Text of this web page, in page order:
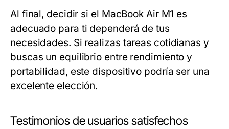
Al final, decidir si el MacBook Air M1 es
adecuado para ti dependerá de tus
necesidades. Si realizas tareas cotidianas y
buscas un equilibrio entre rendimiento y
portabilidad, este dispositivo podría ser una
excelente elección.
Testimonios de usuarios satisfechos